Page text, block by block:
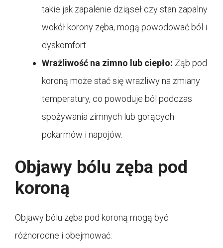
takie jak zapalenie dziąseł czy stan zapalny
wokół korony zęba, mogą powodować ból i
dyskomfort.
Wrażliwość na zimno lub ciepło: Ząb pod
koroną może stać się wrażliwy na zmiany
temperatury, co powoduje ból podczas
spożywania zimnych lub gorących
pokarmów i napojów.
Objawy bólu zęba pod
koroną
Objawy bólu zęba pod koroną mogą być
różnorodne i obejmować: